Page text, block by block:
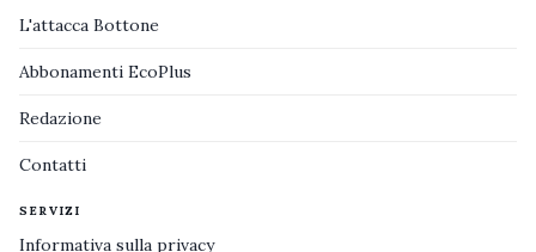
L'attacca Bottone
Abbonamenti EcoPlus
Redazione
Contatti
SERVIZI
Informativa sulla privacy